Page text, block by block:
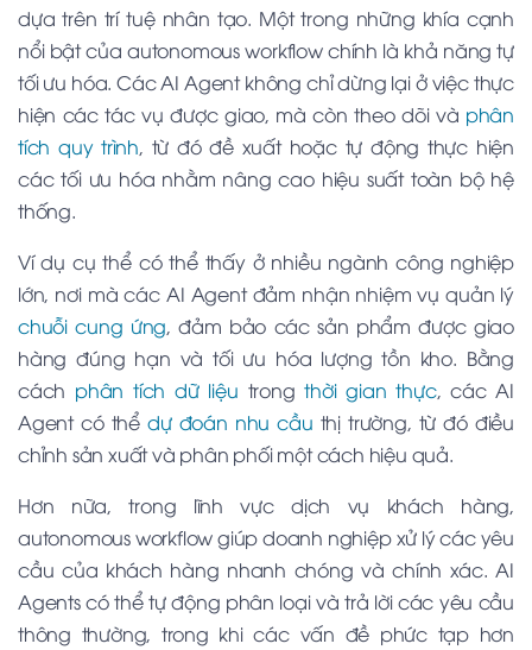
dựa trên trí tuệ nhân tạo. Một trong những khía cạnh
nổi bật của autonomous workflow chính là khả năng tự
tối ưu hóa. Các AI Agent không chỉ dừng lại ở việc thực
hiện các tác vụ được giao, mà còn theo dõi và phân
tích quy trình, từ đó đề xuất hoặc tự động thực hiện
các tối ưu hóa nhằm nâng cao hiệu suất toàn bộ hệ
thống.
Ví dụ cụ thể có thể thấy ở nhiều ngành công nghiệp
lớn, nơi mà các AI Agent đảm nhận nhiệm vụ quản lý
chuỗi cung ứng, đảm bảo các sản phẩm được giao
hàng đúng hạn và tối ưu hóa lượng tồn kho. Bằng
cách phân tích dữ liệu trongthời gian thực, các AI
Agent có thể dự đoán nhu cầu thị trường, từ đó điều
chỉnh sản xuất và phân phối một cách hiệu quả.
Hơn nữa, trong lĩnh vực dịch vụ khách hàng,
autonomous workflow giúp doanh nghiệp xử lý các yêu
cầu của khách hàng nhanh chóng và chính xác. AI
Agents có thể tự động phân loại và trả lời các yêu cầu
thông thường, trong khi các vấn đề phức tạp hơn